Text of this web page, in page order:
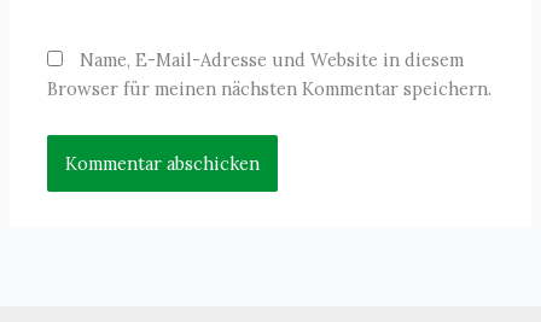
Name, E-Mail-Adresse und Website in diesem
Browser für meinen nächsten Kommentar speichern.